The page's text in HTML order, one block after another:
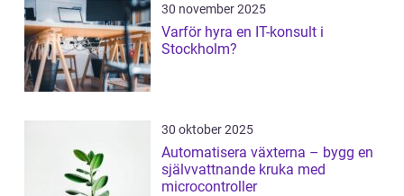
30 november 2025
Varför hyra en IT-konsult i
Stockholm?
30 oktober 2025
Automatisera växterna – bygg en
självvattnande kruka med
microcontroller